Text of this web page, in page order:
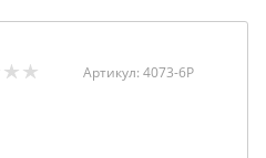
Артикул: 4073-6P